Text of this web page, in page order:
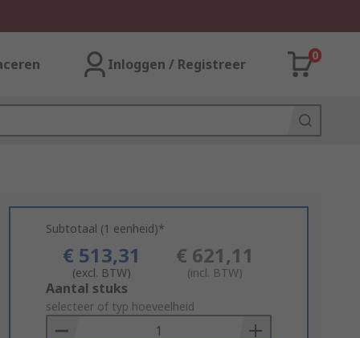
Inloggen / Registreer
0
Subtotaal (1 eenheid)*
€ 513,31
(excl. BTW)
€ 621,11
(incl. BTW)
Add
to
Basket
Aantal stuks
selecteer of typ hoeveelheid